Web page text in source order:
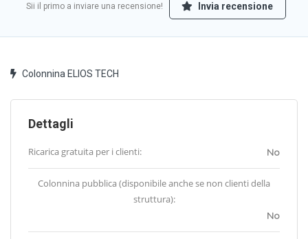
Sii il primo a inviare una recensione! Invia recensione
Colonnina ELIOS TECH
Dettagli
Ricarica gratuita per i clienti: No
Colonnina pubblica (disponibile anche se non clienti della
struttura):
No